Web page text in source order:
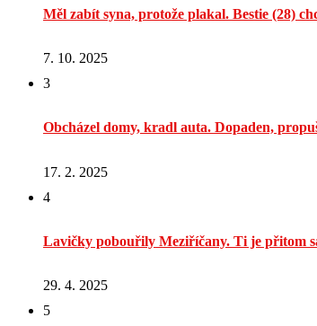
Měl zabít syna, protože plakal. Bestie (28)
7. 10. 2025
3
Obcházel domy, kradl auta. Dopaden,
17. 2. 2025
4
Lavičky pobouřily Meziříčany. Ti je přitom
29. 4. 2025
5